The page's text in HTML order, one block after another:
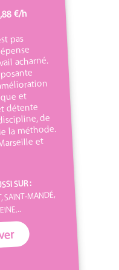
€/h
pas
acharné.
et
détente
de
la méthode.
et
SUR :
SAINT-MANDÉ,